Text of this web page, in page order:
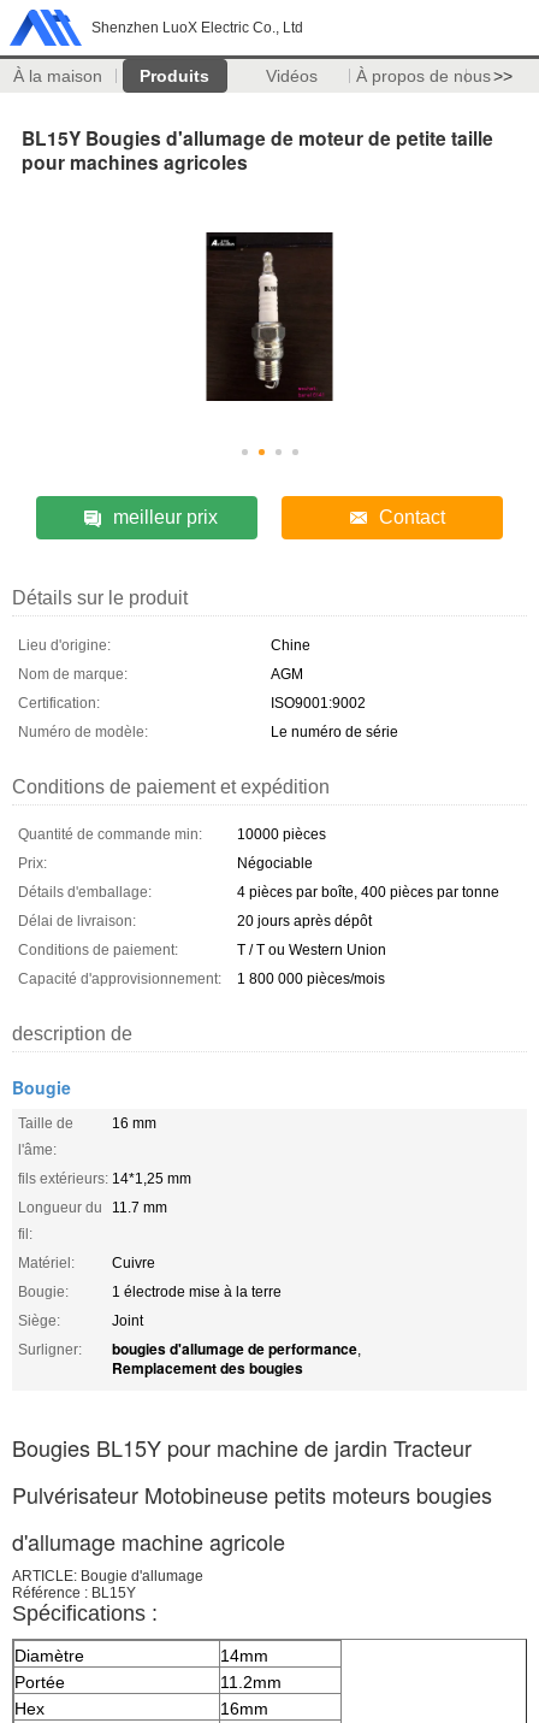
Shenzhen LuoX Electric Co., Ltd
À la maison Produits Vidéos À propos de nous>>
BL15Y Bougies d'allumage de moteur de petite taille
pour machines agricoles
meilleur prix Contact
Détails sur le produit
Lieu d'origine:
Chine
Nom de marque:
AGM
Certification:
ISO9001:9002
Numéro de modèle:
Le numéro de série
Conditions de paiement et expédition
Quantité de commande min:
10000 pièces
Prix:
Négociable
Détails d'emballage:
4 pièces par boîte, 400 pièces par tonne
Délai de livraison:
20 jours après dépôt
Conditions de paiement:
T / T ou Western Union
Capacité d'approvisionnement:
1 800 000 pièces/mois
description de
Bougie
Taille de
l'âme:
16 mm
fils extérieurs: 14*1,25 mm
Longueur du
fil:
11.7 mm
Matériel:
Cuivre
Bougie:
1 électrode mise à la terre
Siège:
Joint
Surligner:
bougies d'allumage de performance,
Remplacement des bougies
Bougies BL15Y pour machine de jardin Tracteur
Pulvérisateur Motobineuse petits moteurs bougies
d'allumage machine agricole
ARTICLE: Bougie d'allumage
Référence : BL15Y
Spécifications :
Diamètre
14mm
Portée
11.2mm
Hex
16mm